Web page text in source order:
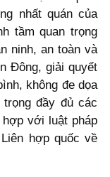
nhất quán của
tầm quan trọng
ninh, an toàn và
Đông, giải quyết
không đe dọa
đầy đủ các
với luật pháp
hợp quốc về